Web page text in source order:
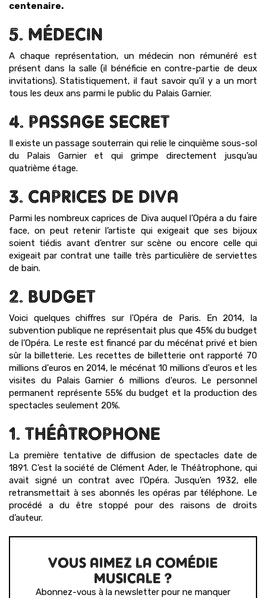
centenaire.
5. MÉDECIN
A chaque représentation, un médecin non rémunéré est
présent dans la salle (il bénéficie en contre-partie de deux
invitations). Statistiquement, il faut savoir qu'il y a un mort
tous les deux ans parmi le public du Palais Garnier.
4. PASSAGE SECRET
Il existe un passage souterrain qui relie le cinquième sous-sol
du Palais Garnier et qui grimpe directement jusqu’au
quatrième étage.
3. CAPRICES DE DIVA
Parmi les nombreux caprices de Diva auquel l’Opéra a du faire
face, on peut retenir l’artiste qui exigeait que ses bijoux
soient tiédis avant d’entrer sur scène ou encore celle qui
exigeait par contrat une taille très particulière de serviettes
de bain.
2. BUDGET
Voici quelques chiffres sur l'Opéra de Paris. En 2014, la
subvention publique ne représentait plus que 45% du budget
de l’Opéra. Le reste est financé par du mécénat privé et bien
sûr la billetterie. Les recettes de billetterie ont rapporté 70
millions d'euros en 2014, le mécénat 10 millions d'euros et les
visites du Palais Garnier 6 millions d'euros. Le personnel
permanent représente 55% du budget et la production des
spectacles seulement 20%.
1. THÉÂTROPHONE
La première tentative de diffusion de spectacles date de
1891. C’est la société de Clément Ader, le Théâtrophone, qui
avait signé un contrat avec l’Opéra. Jusqu’en 1932, elle
retransmettait à ses abonnés les opéras par téléphone. Le
procédé a du être stoppé pour des raisons de droits
d’auteur.
VOUS AIMEZ LA COMÉDIE
MUSICALE ?
Abonnez-vous à la newsletter pour ne manquer